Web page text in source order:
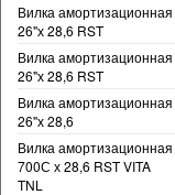
Вилка амортизационная
26"х 28,6 RST
Вилка амортизационная
26"х 28,6 RST
Вилка амортизационная
26"х 28,6
Вилка амортизационная
700С х 28,6 RST VITA
TNL